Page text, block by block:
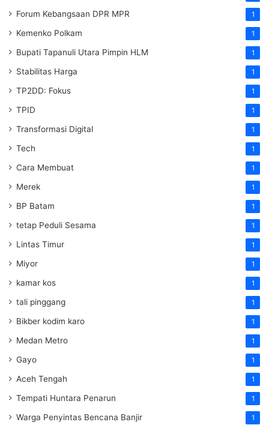
Forum Kebangsaan DPR MPR 1
Kemenko Polkam 1
‎Bupati Tapanuli Utara Pimpin HLM 1
Stabilitas Harga 1
TP2DD: Fokus 1
TPID 1
Transformasi Digital 1
Tech 1
Cara Membuat 1
Merek 1
BP Batam 1
tetap Peduli Sesama 1
Lintas Timur 1
Miyor 1
kamar kos 1
tali pinggang 1
Bikber kodim karo 1
Medan Metro 1
Gayo 1
Aceh Tengah 1
Tempati Huntara Penarun 1
Warga Penyintas Bencana Banjir 1